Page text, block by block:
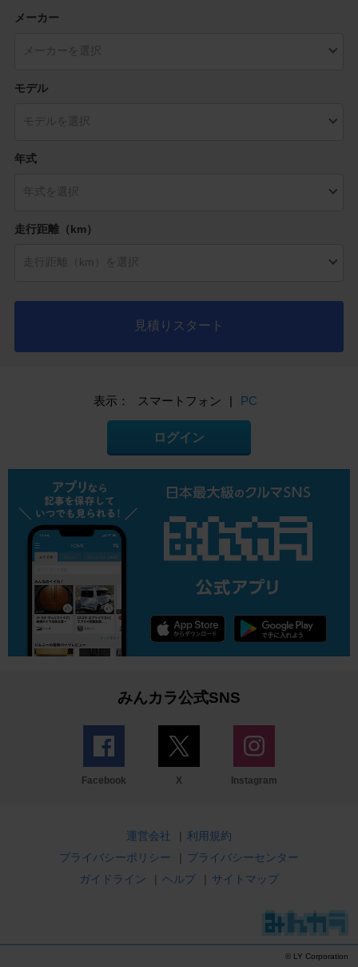
メーカー
モデル
年式
走行距離（km）
見積りスタート
表示： スマートフォン | PC
ログイン
みんカラ公式SNS
Facebook X Instagram
運営会社 | 利用規約
プライバシーポリシー
| プライバシーセンター
ガイドライン
| ヘルプ | サイトマップ
© LY Corporation